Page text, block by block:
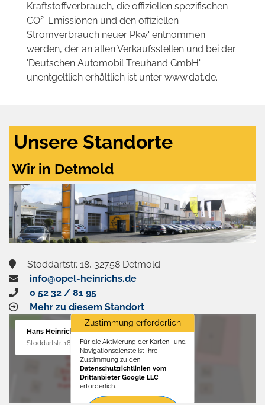
Kraftstoffverbrauch, die offiziellen spezifischen
CO2-Emissionen und den offiziellen
Stromverbrauch neuer Pkw' entnommen
werden, der an allen Verkaufsstellen und bei der
'Deutschen Automobil Treuhand GmbH'
unentgeltlich erhältlich ist unter www.dat.de.
Unsere Standorte
Wir in Detmold
Stoddartstr. 18, 32758 Detmold
info@opel-heinrichs.de
0 52 32 / 81 95
Mehr zu diesem Standort
Hans Heinrichs GmbH
Stoddartstr. 18, 32758 Detmold
Zustimmung erforderlich
Für die Aktivierung der Karten- und
Navigationsdienste ist Ihre
Zustimmung zu den
Datenschutzrichtlinien vom
Drittanbieter Google LLC
erforderlich.